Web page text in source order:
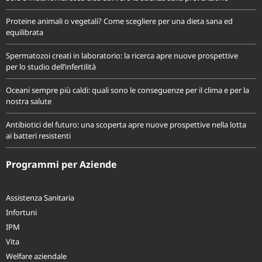
Proteine animali o vegetali? Come scegliere per una dieta sana ed
equilibrata
Spermatozoi creati in laboratorio: la ricerca apre nuove prospettive
per lo studio dell’infertilità
Oceani sempre più caldi: quali sono le conseguenze per il clima e per la
nostra salute
Antibiotici del futuro: una scoperta apre nuove prospettive nella lotta
ai batteri resistenti
Programmi per Aziende
Assistenza Sanitaria
Infortuni
IPM
Vita
Welfare aziendale